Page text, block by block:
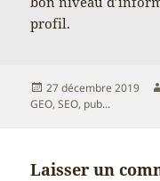
profil.
Publié
le
27 décembre 2019
GEO, SEO, pub...
Laisser un